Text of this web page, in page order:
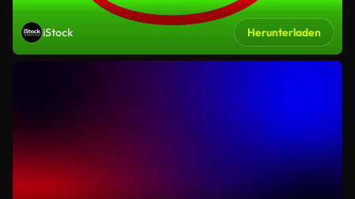
iStock Herunterladen